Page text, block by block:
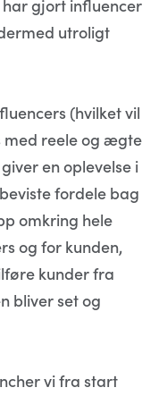
gjort influencer
utroligt
(hvilket vil
med reele og ægte
en oplevelse i
fordele bag
omkring hele
og for kunden,
kunder fra
bliver set og
vi fra start